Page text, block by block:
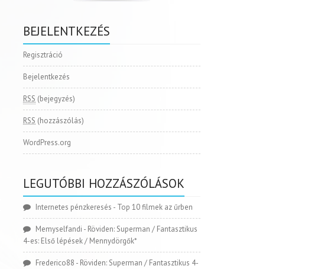
BEJELENTKEZÉS
Regisztráció
Bejelentkezés
RSS (bejegyzés)
RSS (hozzászólás)
WordPress.org
LEGUTÓBBI HOZZÁSZÓLÁSOK
Internetes pénzkeresés - Top 10 filmek az űrben
Memyselfandi - Röviden: Superman / Fantasztikus
4-es: Első lépések / Mennydörgők*
Frederico88 - Röviden: Superman / Fantasztikus 4-